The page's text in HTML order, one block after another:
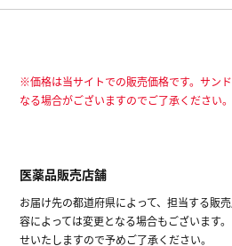
※価格は当サイトでの販売価格です。サン
なる場合がございますのでご了承ください。
医薬品販売店舗
お届け先の都道府県によって、担当する販
容によっては変更となる場合もございます
せいたしますので予めご了承ください。